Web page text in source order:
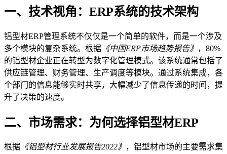
一、技术视角：ERP系统的技术架构
铝型材ERP管理系统不仅仅是一个简单的软件，而是一个涉及
多个模块的复杂系统。根据 《中国ERP市场趋势报告》 ，80%
的铝型材企业正在转型为数字化管理模式。该系统通常包括了
供应链管理、财务管理、生产调度等模块。通过系统集成，各
个部门的信息能够实时共享，大幅减少了信息传递的时间，提
升了决策的速度。
二、市场需求：为何选择铝型材ERP
根据 《铝型材行业发展报告2022》 ，铝型材市场的主要需求集